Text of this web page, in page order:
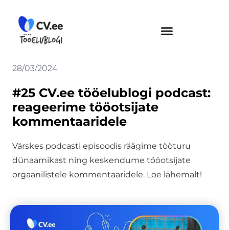
content
28/03/2024
#25 CV.ee tööelublogi podcast:
reageerime tööotsijate
kommentaaridele
Värskes podcasti episoodis räägime tööturu
dünaamikast ning keskendume tööotsijate
orgaanilistele kommentaaridele. Loe lähemalt!